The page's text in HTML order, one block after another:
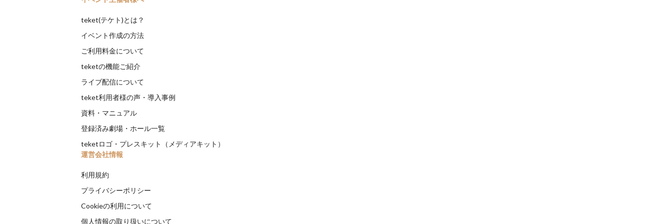
teket(テケト)とは？
イベント作成の方法
ご利用料金について
teketの機能ご紹介
ライブ配信について
teket利用者様の声・導入事例
資料・マニュアル
登録済み劇場・ホール一覧
teketロゴ・プレスキット（メディアキット）
運営会社情報
利用規約
プライバシーポリシー
Cookieの利用について
個人情報の取り扱いについて